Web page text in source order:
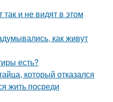
и не видят в этом
как живут
есть?
который отказался
жить посреди